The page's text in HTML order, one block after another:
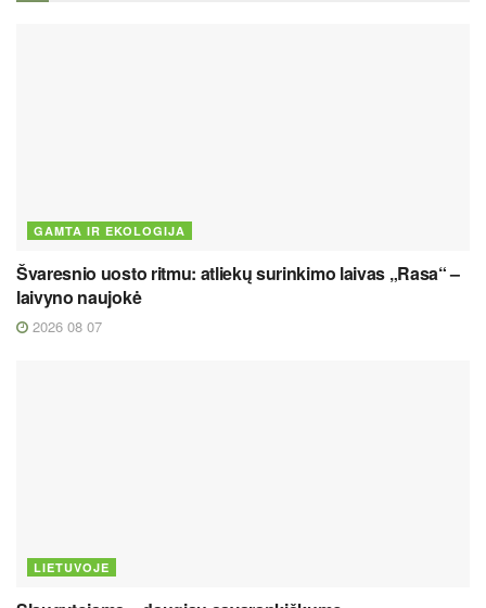
GAMTA IR EKOLOGIJA
Švaresnio uosto ritmu: atliekų surinkimo laivas „Rasa“ –
laivyno naujokė
2026 08 07
LIETUVOJE